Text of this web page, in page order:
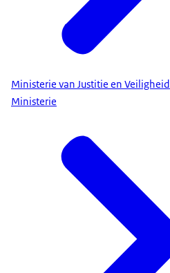
Ministerie van Justitie en Veiligheid
Ministerie